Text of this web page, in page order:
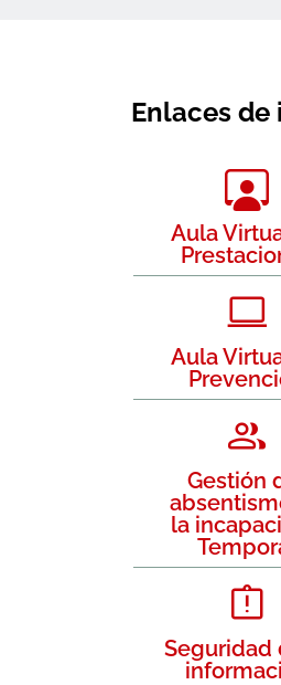
Enlaces de
Aula
Aula
Gestión
la
Seguridad